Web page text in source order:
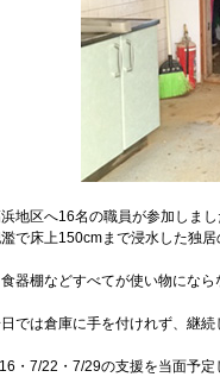
地区へ16名の職員が参加しまし
で床上150cmまで浸水した独
器棚などすべてが使い物にな
では倉庫に手を付けれず、継続
・7/22・7/29の支援を当面予定